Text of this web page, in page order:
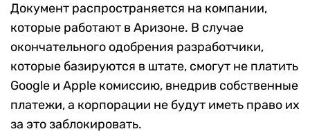
Документ распространяется на компании,
которые работают в Аризоне. В случае
окончательного одобрения разработчики,
которые базируются в штате, смогут не платить
Google и Apple комиссию, внедрив собственные
платежи, а корпорации не будут иметь право их
за это заблокировать.